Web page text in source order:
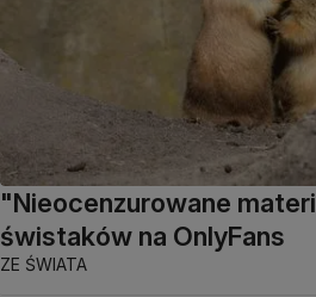
"Nieocenzurowane
świstaków na OnlyFans
ZE ŚWIATA